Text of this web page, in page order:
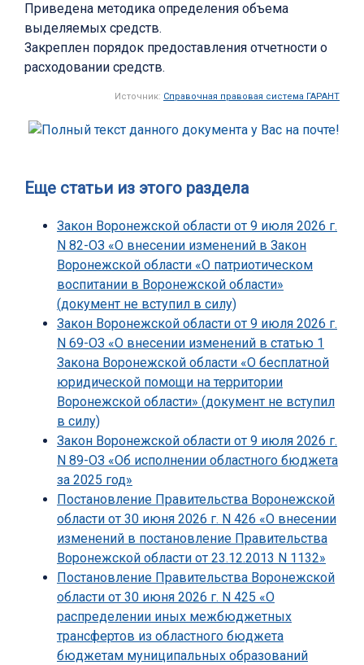
Приведена методика определения объема
выделяемых средств.
Закреплен порядок предоставления отчетности о
расходовании средств.
Источник: Справочная правовая система ГАРАНТ
Еще статьи из этого раздела
Закон Воронежской области от 9 июля 2026 г.
N 82-ОЗ «О внесении изменений в Закон
Воронежской области «О патриотическом
воспитании в Воронежской области»
(документ не вступил в силу)
Закон Воронежской области от 9 июля 2026 г.
N 69-ОЗ «О внесении изменений в статью 1
Закона Воронежской области «О бесплатной
юридической помощи на территории
Воронежской области» (документ не вступил
в силу)
Закон Воронежской области от 9 июля 2026 г.
N 89-ОЗ «Об исполнении областного бюджета
за 2025 год»
Постановление Правительства Воронежской
области от 30 июня 2026 г. N 426 «О внесении
изменений в постановление Правительства
Воронежской области от 23.12.2013 N 1132»
Постановление Правительства Воронежской
области от 30 июня 2026 г. N 425 «О
распределении иных межбюджетных
трансфертов из областного бюджета
бюджетам муниципальных образований